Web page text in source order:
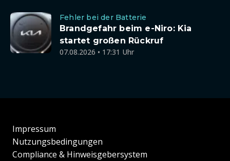
Fehler bei der Batterie
Brandgefahr beim e-Niro: Kia
startet großen Rückruf
07.08.2026 • 17:31 Uhr
Impressum
Nutzungsbedingungen
Compliance & Hinweisgebersystem